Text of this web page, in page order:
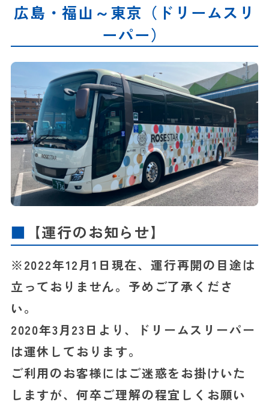
広島・福山～東京（ドリームスリ
ーパー）
【運行のお知らせ】
※2022年12月1日現在、運行再開の目途は
立っておりません。予めご了承くださ
い。
2020年3月23日より、ドリームスリーパー
は運休しております。
ご利用のお客様にはご迷惑をお掛けいた
しますが、何卒ご理解の程宜しくお願い